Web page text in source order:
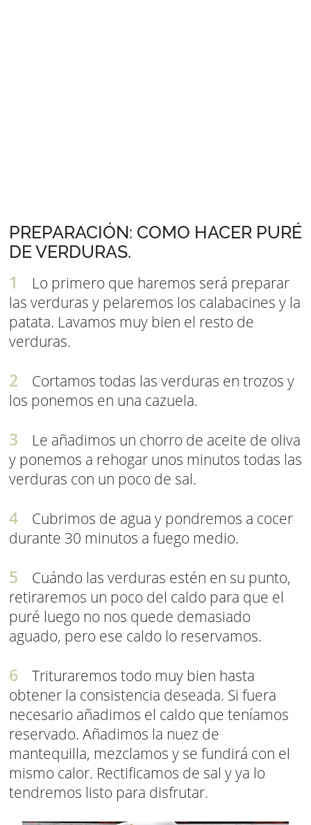
PREPARACIÓN: COMO HACER PURÉ
DE VERDURAS.
Lo primero que haremos será preparar
las verduras y pelaremos los calabacines y la
patata. Lavamos muy bien el resto de
verduras.
Cortamos todas las verduras en trozos y
los ponemos en una cazuela.
Le añadimos un chorro de aceite de oliva
y ponemos a rehogar unos minutos todas las
verduras con un poco de sal.
Cubrimos de agua y pondremos a cocer
durante 30 minutos a fuego medio.
Cuándo las verduras estén en su punto,
retiraremos un poco del caldo para que el
puré luego no nos quede demasiado
aguado, pero ese caldo lo reservamos.
Trituraremos todo muy bien hasta
obtener la consistencia deseada. Si fuera
necesario añadimos el caldo que teníamos
reservado. Añadimos la nuez de
mantequilla, mezclamos y se fundirá con el
mismo calor. Rectificamos de sal y ya lo
tendremos listo para disfrutar.